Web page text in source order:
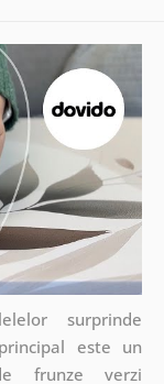
surprinde
este un
frunze verzi